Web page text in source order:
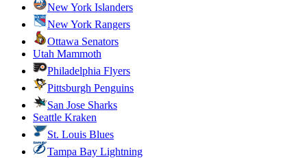
New York Islanders
New York Rangers
Ottawa Senators
Utah Mammoth
Philadelphia Flyers
Pittsburgh Penguins
San Jose Sharks
Seattle Kraken
St. Louis Blues
Tampa Bay Lightning